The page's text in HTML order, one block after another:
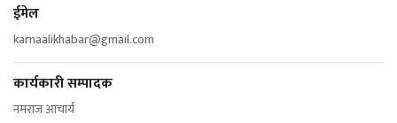
ईमेल
karnaalikhabar@gmail.com
कार्यकारी सम्पादक
नमराज आचार्य